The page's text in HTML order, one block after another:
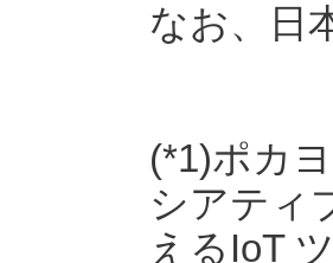
なお、日
(*1)ポカ
シアティ
えるIoT